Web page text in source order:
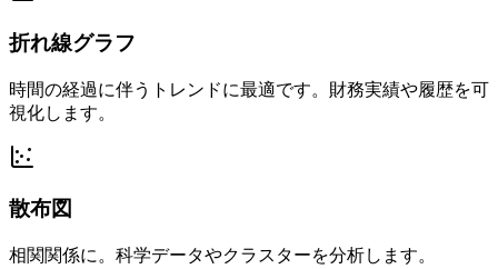
折れ線グラフ
時間の経過に伴うトレンドに最適です。財務実績や履歴を可
視化します。
散布図
相関関係に。科学データやクラスターを分析します。